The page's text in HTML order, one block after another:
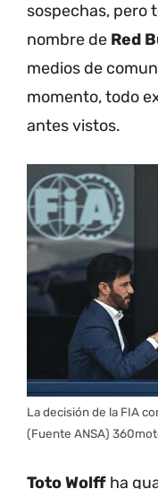
sospechas, pero
nombre de Red
medios de
momento, todo
antes vistos.
La decisión de la FIA
(Fuente ANSA)
Toto Wolff ha